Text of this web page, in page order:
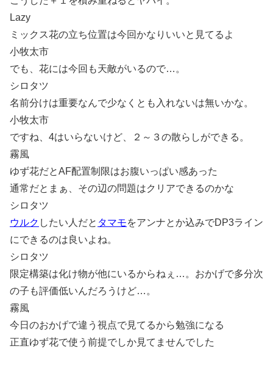
Lazy
ミックス花の立ち位置は今回かなりいいと見てるよ
小牧太市
でも、花には今回も天敵がいるので…。
シロタツ
名前分けは重要なんで少なくとも入れないは無いかな。
小牧太市
ですね、4はいらないけど、２～３の散らしができる。
霧風
ゆず花だとAF配置制限はお腹いっぱい感あった
通常だとまぁ、その辺の問題はクリアできるのかな
シロタツ
ウルク したい人だと タマモをアンナとか込みでDP3ライン
にできるのは良いよね。
シロタツ
限定構築は化け物が他にいるからねぇ…。おかげで多分次
の子も評価低いんだろうけど…。
霧風
今日のおかげで違う視点で見てるから勉強になる
正直ゆず花で使う前提でしか見てませんでした